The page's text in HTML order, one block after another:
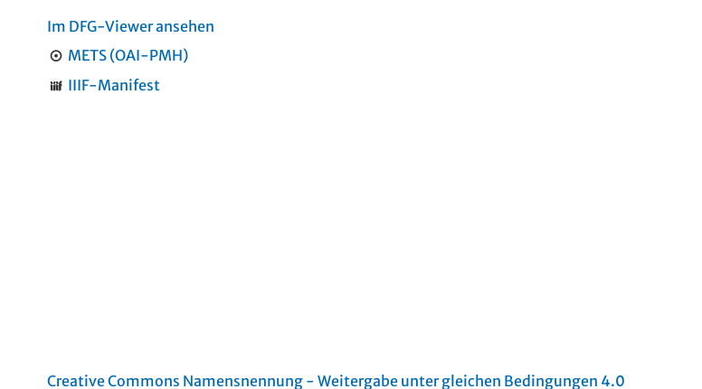
Im DFG-Viewer ansehen
METS (OAI-PMH)
IIIF-Manifest
Creative Commons Namensnennung - Weitergabe unter gleichen Bedingungen 4.0